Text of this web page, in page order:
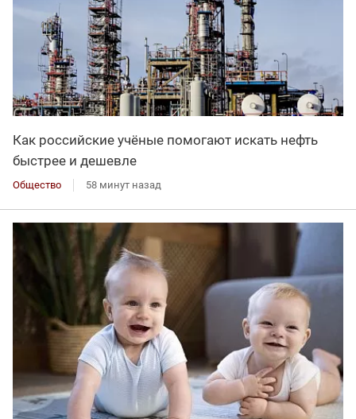
Как российские учёные помогают искать нефть
быстрее и дешевле
Общество 58 минут назад